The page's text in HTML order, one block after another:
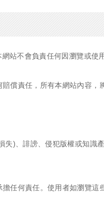
不會負責任何因瀏覽或使
償責任，所有本網站內容，
)、誹謗、侵犯版權或知識
任何責任。使用者如瀏覽